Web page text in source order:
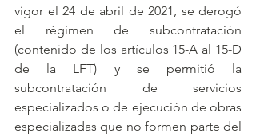
vigor el 24 de abril de 2021, se derogó
el régimen de subcontratación
(contenido de los artículos 15-A al 15-D
de la LFT) y se permitió la
subcontratación de servicios
especializados o de ejecución de obras
especializadas que no formen parte del